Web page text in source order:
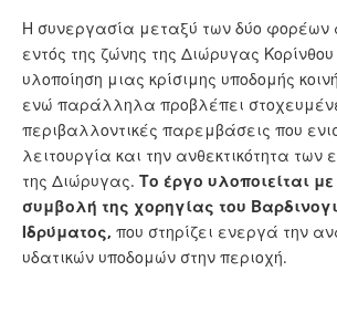
Η συνεργασία μεταξύ των δύο φορέων
εντός της ζώνης της Διώρυγας
υλοποίηση μιας κρίσιμης υποδομής
ενώ παράλληλα προβλέπει
περιβαλλοντικές παρεμβάσεις που
λειτουργία και την ανθεκτικότητα
της Διώρυγας. Το έργο υλοποιείται
συμβολή της χορηγίας του
Ιδρύματος, που στηρίζει ενεργά την
υδατικών υποδομών στην περιοχή.